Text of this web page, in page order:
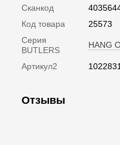
Сканкод
Код товара
25573
Серия
BUTLERS
HANG
Артикул2
Отзывы